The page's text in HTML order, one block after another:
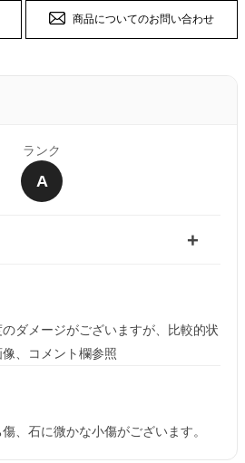
商品についてのお問い合わせ
ランク
A
ダメージがございますが、比較的状
、コメント欄参照
、石に微かな小傷がございます。